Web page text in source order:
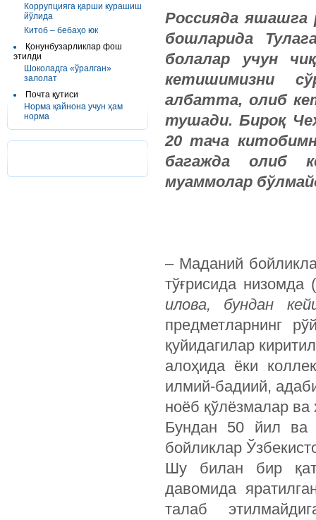
Коррупцияга қарши курашиш
йўлида
Китоб – бебаҳо юк
Қонунбузарликлар фош
этилди
Шоколадга «ўралган»
залолат
Почта қутиси
Норма қайнона учун ҳам
норма
Россияда яшашга
бошларида
болалар учун
кетишимизни
албатта, олиб
тушади. Бироқ
20 тача
багажда олиб
муаммолар
– Маданий
тўғрисида низомда (
илова, бундан
предметларнинг
қуйидагилар
алоҳида ёки
илмий-бадиий,
ноёб қўлёзмалар
Бундан 50 йил ва
бойликлар
Шу билан бир
давомида
талаб